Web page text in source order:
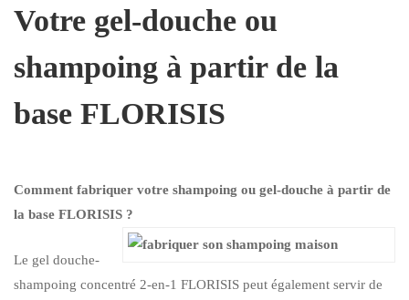
Votre gel-douche ou
shampoing à partir de la
base FLORISIS
Comment fabriquer votre shampoing ou gel-douche à partir de
la base FLORISIS ?
Le gel douche-
shampoing concentré 2-en-1 FLORISIS peut également servir de